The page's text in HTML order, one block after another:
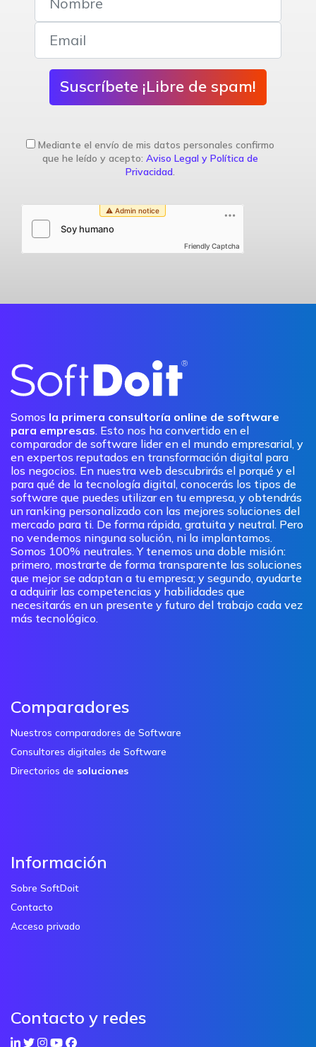
Suscríbete ¡Libre de spam!
Mediante el envío de mis datos personales confirmo
que he leído y acepto: Aviso Legal y Política de
Privacidad
Friendly Captcha
Somos la primera consultoría online de software
para empresas. Esto nos ha convertido en el
comparador de software lider en el mundo empresarial, y
en expertos reputados en transformación digital para
los negocios. En nuestra web descubrirás el porqué y el
para qué de la tecnología digital, conocerás los tipos de
software que puedes utilizar en tu empresa, y obtendrás
un ranking personalizado con las mejores soluciones del
mercado para ti. De forma rápida, gratuita y neutral. Pero
no vendemos ninguna solución, ni la implantamos.
Somos 100% neutrales. Y tenemos una doble misión:
primero, mostrarte de forma transparente las soluciones
que mejor se adaptan a tu empresa; y segundo, ayudarte
a adquirir las competencias y habilidades que
necesitarás en un presente y futuro del trabajo cada vez
más tecnológico.
Comparadores
Nuestros comparadores de Software
Consultores digitales de Software
Directorios de soluciones
Información
Sobre SoftDoit
Contacto
Acceso privado
Contacto y redes